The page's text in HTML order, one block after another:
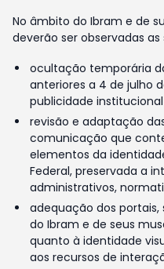
No âmbito do Ibram e de
deverão ser observadas
ocultação temporária
anteriores a 4 de julho
publicidade
revisão e adaptação
comunicação que
elementos da
Federal, preservada a
administrativos,
adequação dos
do Ibram e de seus
quanto à identidade
aos recursos de